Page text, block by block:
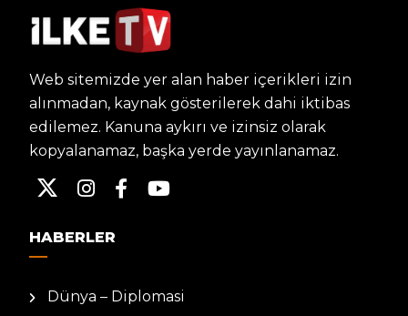
Web sitemizde yer alan haber içerikleri izin
alınmadan, kaynak gösterilerek dahi iktibas
edilemez. Kanuna aykırı ve izinsiz olarak
kopyalanamaz, başka yerde yayınlanamaz.
HABERLER
Dünya – Diplomasi